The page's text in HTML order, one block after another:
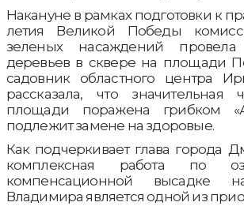
Накануне в рамках подготовки к
летия Великой Победы
зеленых насаждений провела
деревьев в сквере на площади
садовник областного центра
рассказала, что значительная
площади поражена грибком
подлежит замене на здоровые.
Как подчеркивает глава города
комплексная работа по
компенсационной высадке
Владимира является одной из